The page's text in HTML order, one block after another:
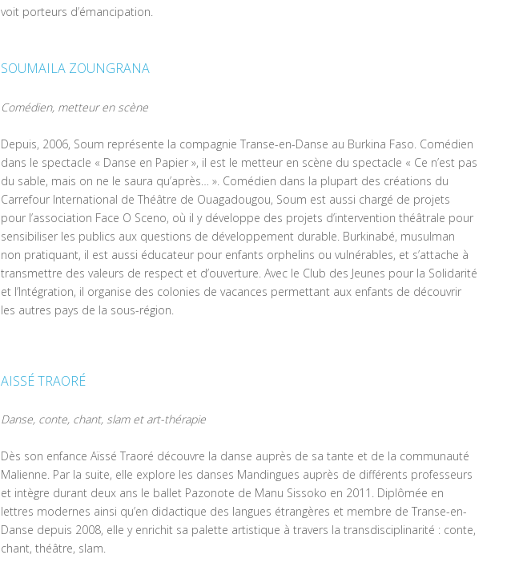
voit porteurs d’émancipation.
SOUMAILA ZOUNGRANA
Comédien, metteur en scène
Depuis, 2006, Soum représente la compagnie Transe-en-Danse au Burkina Faso. Comédien
dans le spectacle « Danse en Papier », il est le metteur en scène du spectacle « Ce n’est pas
du sable, mais on ne le saura qu’après… ». Comédien dans la plupart des créations du
Carrefour International de Théâtre de Ouagadougou, Soum est aussi chargé de projets
pour l’association Face O Sceno, où il y développe des projets d’intervention théâtrale pour
sensibiliser les publics aux questions de développement durable. Burkinabé, musulman
non pratiquant, il est aussi éducateur pour enfants orphelins ou vulnérables, et s’attache à
transmettre des valeurs de respect et d’ouverture. Avec le Club des Jeunes pour la Solidarité
et l’Intégration, il organise des colonies de vacances permettant aux enfants de découvrir
les autres pays de la sous-région.
AISSÉ TRAORÉ
Danse, conte, chant, slam et art-thérapie
Dès son enfance Aïssé Traoré découvre la danse auprès de sa tante et de la communauté
Malienne. Par la suite, elle explore les danses Mandingues auprès de différents professeurs
et intègre durant deux ans le ballet Pazonote de Manu Sissoko en 2011. Diplômée en
lettres modernes ainsi qu’en didactique des langues étrangères et membre de Transe-en-
Danse depuis 2008, elle y enrichit sa palette artistique à travers la transdisciplinarité : conte,
chant, théâtre, slam.